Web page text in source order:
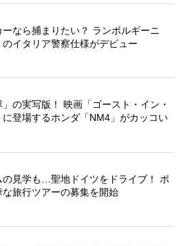
ーなら捕まりたい？ ランボルギーニ
のイタリア警察仕様がデビュー
」の実写版！ 映画「ゴースト・イン・
登場するホンダ「NM4」がカッコい
の見学も…聖地ドイツをドライブ！ ポ
な旅行ツアーの募集を開始